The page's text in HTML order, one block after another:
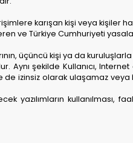
karışan kişi veya kişiler
ve Türkiye Cumhuriyeti
üçüncü kişi ya da
Aynı şekilde Kullanıcı,
izinsiz olarak ulaşamaz veya
yazılımların kullanılması,